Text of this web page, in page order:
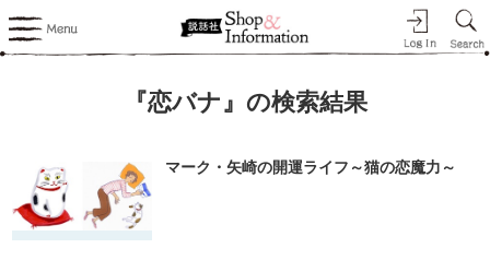
『恋バナ』の検索結果
マーク・矢崎の開運ライフ～猫の恋魔力～